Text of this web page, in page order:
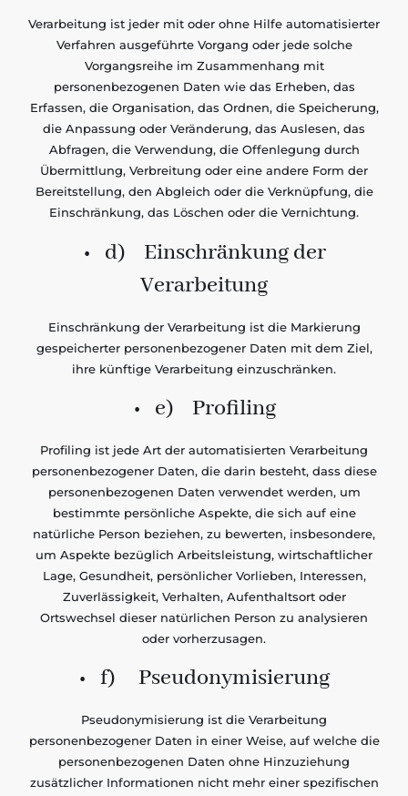
Verarbeitung ist jeder mit oder ohne Hilfe automatisierter
Verfahren ausgeführte Vorgang oder jede solche
Vorgangsreihe im Zusammenhang mit
personenbezogenen Daten wie das Erheben, das
Erfassen, die Organisation, das Ordnen, die Speicherung,
die Anpassung oder Veränderung, das Auslesen, das
Abfragen, die Verwendung, die Offenlegung durch
Übermittlung, Verbreitung oder eine andere Form der
Bereitstellung, den Abgleich oder die Verknüpfung, die
Einschränkung, das Löschen oder die Vernichtung.
• d) Einschränkung der
Verarbeitung
Einschränkung der Verarbeitung ist die Markierung
gespeicherter personenbezogener Daten mit dem Ziel,
ihre künftige Verarbeitung einzuschränken.
• e) Profiling
Profiling ist jede Art der automatisierten Verarbeitung
personenbezogener Daten, die darin besteht, dass diese
personenbezogenen Daten verwendet werden, um
bestimmte persönliche Aspekte, die sich auf eine
natürliche Person beziehen, zu bewerten, insbesondere,
um Aspekte bezüglich Arbeitsleistung, wirtschaftlicher
Lage, Gesundheit, persönlicher Vorlieben, Interessen,
Zuverlässigkeit, Verhalten, Aufenthaltsort oder
Ortswechsel dieser natürlichen Person zu analysieren
oder vorherzusagen.
• f) Pseudonymisierung
Pseudonymisierung ist die Verarbeitung
personenbezogener Daten in einer Weise, auf welche die
personenbezogenen Daten ohne Hinzuziehung
zusätzlicher Informationen nicht mehr einer spezifischen